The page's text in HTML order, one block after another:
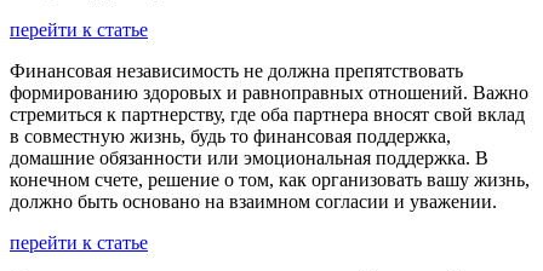
перейти к статье
Финансовая независимость не должна препятствовать
формированию здоровых и равноправных отношений. Важно
стремиться к партнерству, где оба партнера вносят свой вклад
в совместную жизнь, будь то финансовая поддержка,
домашние обязанности или эмоциональная поддержка. В
конечном счете, решение о том, как организовать вашу жизнь,
должно быть основано на взаимном согласии и уважении.
перейти к статье